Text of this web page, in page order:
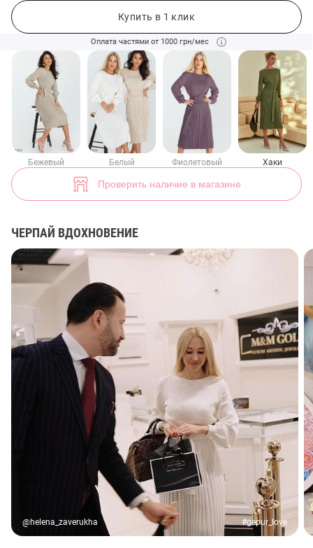
Купить в 1 клик
Оплата частями от 1000 грн/мес
Бежевый Белый Фиолетовый Хаки
Проверить наличие в магазине
ЧЕРПАЙ ВДОХНОВЕНИЕ
@helena_zaverukha #gepur_love
Зеленое трикотажное платье миди с плиссированным низом (арт.